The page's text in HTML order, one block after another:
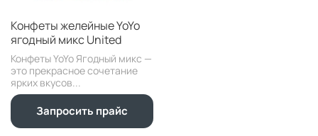
Конфеты желейные YoYo
ягодный микс United
Конфеты YoYo Ягодный микс —
это прекрасное сочетание
ярких вкусов...
Запросить прайс